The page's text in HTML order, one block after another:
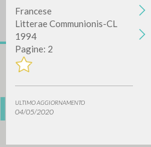
Francese
Litterae Communionis-CL
1994
Pagine: 2
ULTIMO AGGIORNAMENTO
04/05/2020